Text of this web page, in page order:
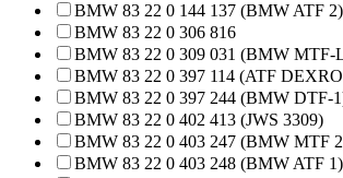
BMW 83 22 0 144 137 (BMW ATF 2)
BMW 83 22 0 306 816
BMW 83 22 0 309 031 (BMW MTF-
BMW 83 22 0 397 114 (ATF
BMW 83 22 0 397 244 (BMW DTF-
BMW 83 22 0 402 413 (JWS 3309)
BMW 83 22 0 403 247 (BMW MTF
BMW 83 22 0 403 248 (BMW ATF 1)